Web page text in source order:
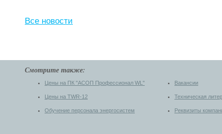
Все новости
Смотрите также:
Цены на ПК "АСОП Профессионал WL"
Цены на TWR-12
Обучение персонала энергосистем
Вакансии
Техническая
Реквизиты